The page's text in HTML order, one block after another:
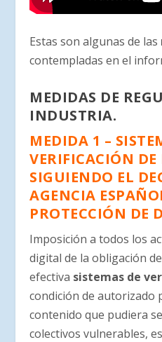
Estas son algunas de las
contempladas en el
MEDIDAS DE
INDUSTRIA.
MEDIDA 1 –
VERIFICACIÓN DE
SIGUIENDO EL
AGENCIA
PROTECCIÓN DE
Imposición a todos los
digital de la obligación
efectiva sistemas de
condición de autorizado
contenido que pudiera
colectivos vulnerables,